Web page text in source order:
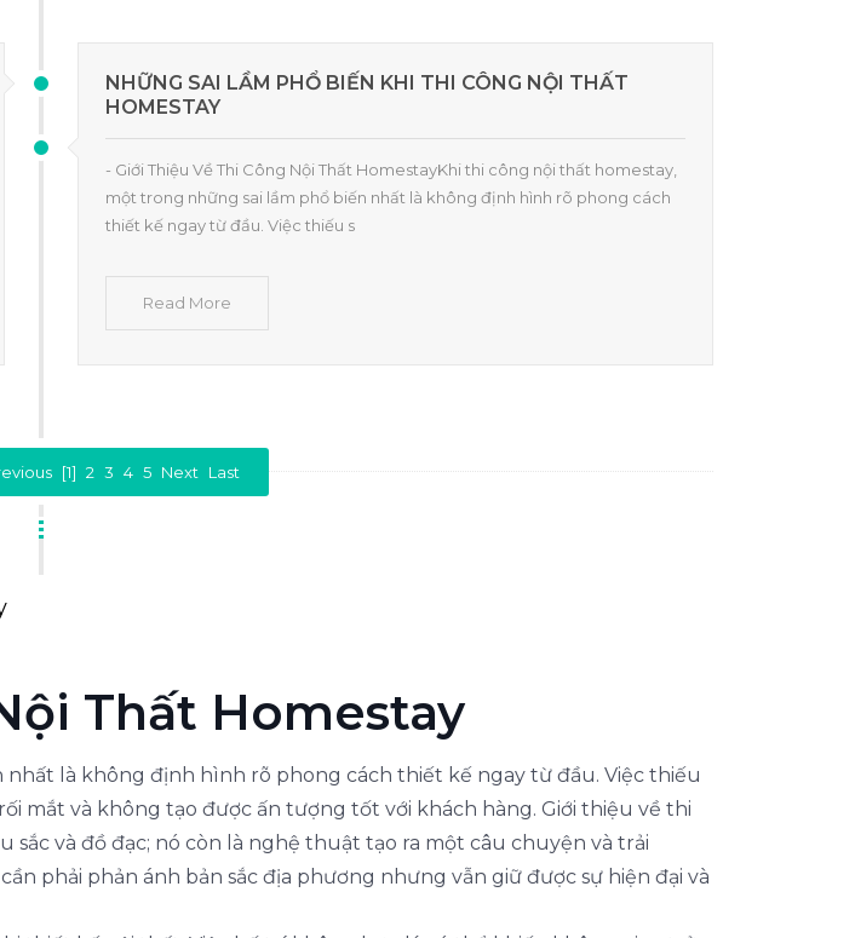
NHỮNG SAI LẦM PHỔ BIẾN KHI THI CÔNG NỘI THẤT
HOMESTAY
- Giới Thiệu Về Thi Công Nội Thất HomestayKhi thi công nội thất homestay,
một trong những sai lầm phổ biến nhất là không định hình rõ phong cách
thiết kế ngay từ đầu. Việc thiếu s
Read More
[1] 2 3 4 5 Next Last
Thất Homestay
là không định hình rõ phong cách thiết kế ngay từ đầu. Việc thiếu
mắt và không tạo được ấn tượng tốt với khách hàng. Giới thiệu về thi
và đồ đạc; nó còn là nghệ thuật tạo ra một câu chuyện và trải
phải phản ánh bản sắc địa phương nhưng vẫn giữ được sự hiện đại và